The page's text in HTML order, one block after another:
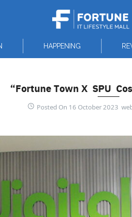
HAPPENING
“Fortune Town X SPU
Posted On 16 October 2023